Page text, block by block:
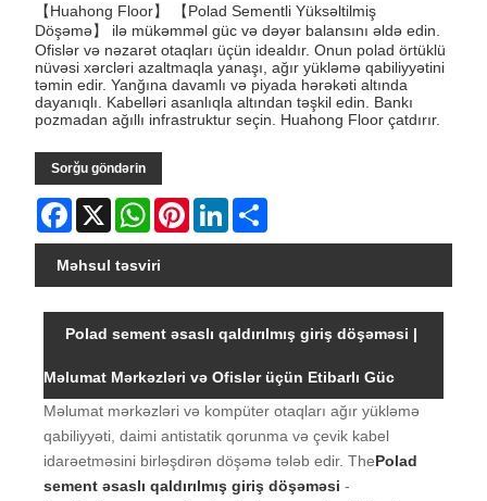
【Huahong Floor】 【Polad Sementli Yüksəltilmiş
Döşəmə】 ilə mükəmməl güc və dəyər balansını əldə edin.
Ofislər və nəzarət otaqları üçün idealdır. Onun polad örtüklü
nüvəsi xərcləri azaltmaqla yanaşı, ağır yükləmə qabiliyyətini
təmin edir. Yanğına davamlı və piyada hərəkəti altında
dayanıqlı. Kabelləri asanlıqla altından təşkil edin. Bankı
pozmadan ağıllı infrastruktur seçin. Huahong Floor çatdırır.
Sorğu göndərin
Facebook
X WhatsAppPinterestLinkedIn
Məhsul təsviri
Polad sement əsaslı qaldırılmış giriş döşəməsi |
Məlumat Mərkəzləri və Ofislər üçün Etibarlı Güc
Məlumat mərkəzləri və kompüter otaqları ağır yükləmə
qabiliyyəti, daimi antistatik qorunma və çevik kabel
idarəetməsini birləşdirən döşəmə tələb edir. ThePolad
sement əsaslı qaldırılmış giriş döşəməsi -